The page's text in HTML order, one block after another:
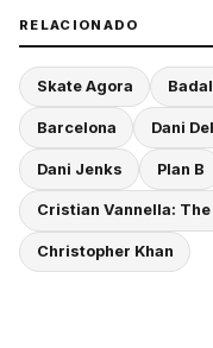
RELACIONADO
Skate Agora
Barcelona Dani
Dani Jenks Plan B
Cristian Vannella: The
Christopher Khan